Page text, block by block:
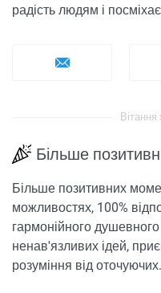
радість людям і
Вітання
Більше
Більше позитивних
можливостях, 100%
гармонійного душевного
ненав'язливих ідей,
розуміння від оточуючих.